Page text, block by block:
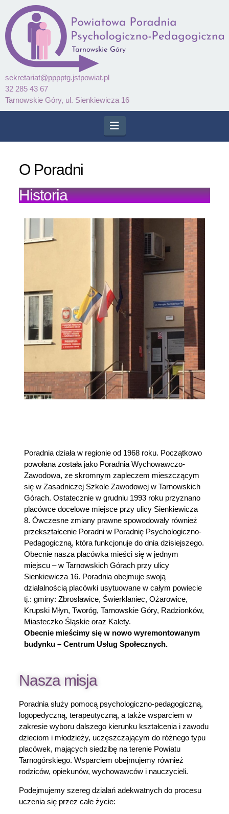
sekretariat@pppptg.jstpowiat.pl
32 285 43 67
Tarnowskie Góry, ul. Sienkiewicza 16
Navigation
O Poradni
Historia
Poradnia działa w regionie od 1968 roku. Początkowo
powołana została jako Poradnia Wychowawczo-
Zawodowa, ze skromnym zapleczem mieszczącym
się w Zasadniczej Szkole Zawodowej w Tarnowskich
Górach. Ostatecznie w grudniu 1993 roku przyznano
placówce docelowe miejsce przy ulicy Sienkiewicza
8. Ówczesne zmiany prawne spowodowały również
przekształcenie Poradni w Poradnię Psychologiczno-
Pedagogiczną, która funkcjonuje do dnia dzisiejszego.
Obecnie nasza placówka mieści się w jednym
miejscu – w Tarnowskich Górach przy ulicy
Sienkiewicza 16. Poradnia obejmuje swoją
działalnością placówki usytuowane w całym powiecie
tj.: gminy: Zbrosławice, Świerklaniec, Ożarowice,
Krupski Młyn, Tworóg, Tarnowskie Góry, Radzionków,
Miasteczko Śląskie oraz Kalety.
Obecnie mieścimy się w nowo wyremontowanym
budynku – Centrum Usług Społecznych.
Nasza misja
Poradnia służy pomocą psychologiczno-pedagogiczną,
logopedyczną, terapeutyczną, a także wsparciem w
zakresie wyboru dalszego kierunku kształcenia i zawodu
dzieciom i młodzieży, uczęszczającym do różnego typu
placówek, mających siedzibę na terenie Powiatu
Tarnogórskiego. Wsparciem obejmujemy również
rodziców, opiekunów, wychowawców i nauczycieli.
Podejmujemy szereg działań adekwatnych do procesu
uczenia się przez całe życie: